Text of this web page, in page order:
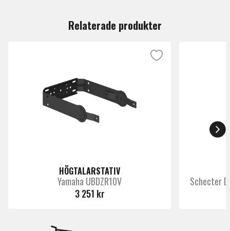
Relaterade produkter
HÖGTALARSTATIV
Yamaha UBDZR10V
3 251 kr
Schecter